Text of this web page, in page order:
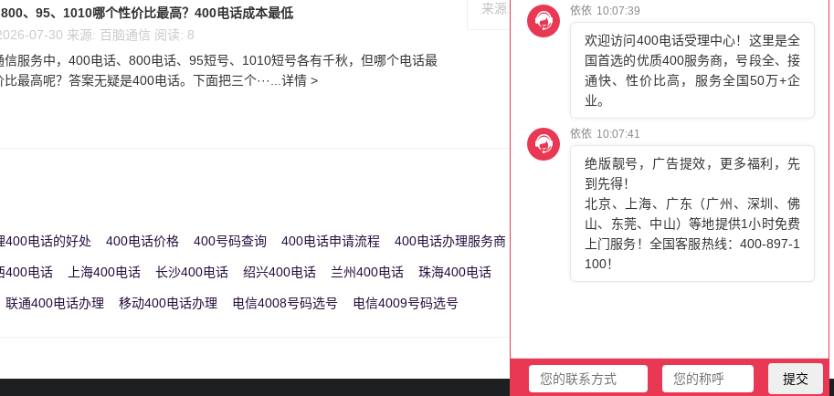
、95、1010哪个性价比最高？400电话成本最低
07-30 来源: 百脑通信 阅读: 8
信服务中，400电话、800电话、95短号、1010短号各有千秋，但哪个电话最
最高呢？答案无疑是400电话。下面把三个···...详情 >
来源：百脑通信
阅读: 122
400电话的好处 400电话价格 400号码查询 400电话申请流程 400电话办理服务商 更多>>
400电话 上海400电话 长沙400电话 绍兴400电话 兰州400电话 珠海400电话
联通400电话办理 移动400电话办理 电信4008号码选号 电信4009号码选号